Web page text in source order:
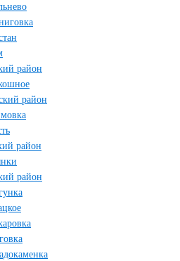
район
район
район
район